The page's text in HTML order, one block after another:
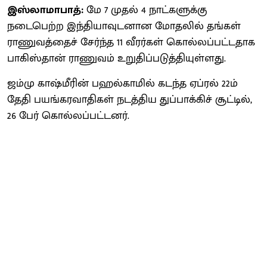
இஸ்லாமாபாத்:மே 7 முதல் 4 நாட்களுக்கு
நடைபெற்ற இந்தியாவுடனான மோதலில் தங்கள்
ராணுவத்தைச் சேர்ந்த 11 வீரர்கள் கொல்லப்பட்டதாக
பாகிஸ்தான் ராணுவம் உறுதிப்படுத்தியுள்ளது.
ஜம்மு காஷ்மீரின் பஹல்காமில் கடந்த ஏப்ரல் 22ம்
தேதி பயங்கரவாதிகள் நடத்திய துப்பாக்கிச் சூட்டில்,
26 பேர் கொல்லப்பட்டனர்.